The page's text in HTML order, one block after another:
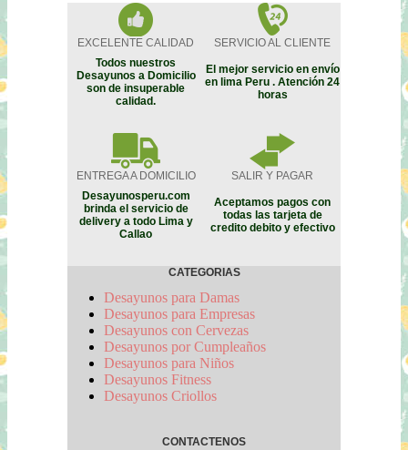
EXCELENTE CALIDAD
SERVICIO AL CLIENTE
Todos nuestros
Desayunos a Domicilio
son de insuperable
calidad.
El mejor servicio en envío
en lima Peru . Atención 24
horas
ENTREGA A DOMICILIO
SALIR Y PAGAR
Desayunosperu.com
brinda el servicio de
delivery a todo Lima y
Callao
Aceptamos pagos con
todas las tarjeta de
credito debito y efectivo
CATEGORIAS
Desayunos para Damas
Desayunos para Empresas
Desayunos con Cervezas
Desayunos por Cumpleaños
Desayunos para Niños
Desayunos Fitness
Desayunos Criollos
CONTACTENOS